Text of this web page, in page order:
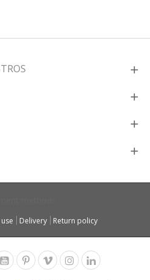
Delivery Return policy